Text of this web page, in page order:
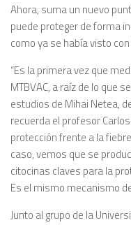
Ahora, suma un nuevo
puede proteger de forma
como ya se había visto con
“Es la primera vez que
MTBVAC, a raíz de lo que
estudios de Mihai Netea,
recuerda el profesor
protección frente a la
caso, vemos que se
citocinas claves para la
Es el mismo mecanismo
Junto al grupo de la